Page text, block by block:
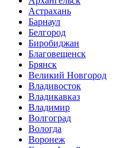
Астрахань
Барнаул
Белгород
Биробиджан
Благовещенск
Брянск
Великий Новгород
Владивосток
Владикавказ
Владимир
Волгоград
Вологда
Воронеж